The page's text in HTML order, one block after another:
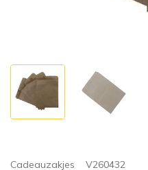
Cadeauzakjes V260432